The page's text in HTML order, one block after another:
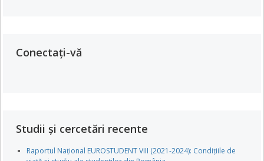
Conectați-vă
Studii și cercetări recente
Raportul Național EUROSTUDENT VIII (2021-2024): Condițiile de